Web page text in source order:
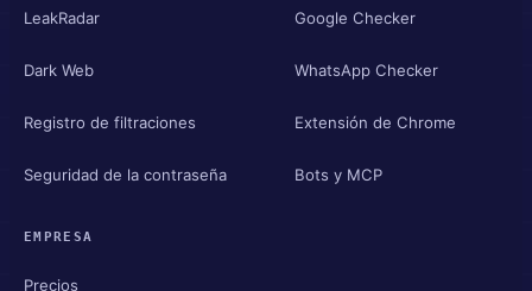
LeakRadar
Dark Web
Registro de filtraciones
Seguridad de la contraseña
Google Checker
WhatsApp Checker
Extensión de Chrome
Bots y MCP
EMPRESA
Precios